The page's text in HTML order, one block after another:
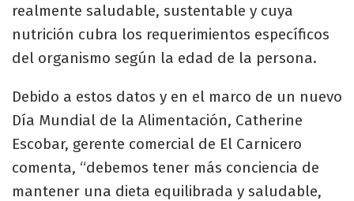
realmente saludable, sustentable y cuya
nutrición cubra los requerimientos específicos
del organismo según la edad de la persona.
Debido a estos datos y en el marco de un nuevo
Día Mundial de la Alimentación, Catherine
Escobar, gerente comercial de El Carnicero
comenta, “debemos tener más conciencia de
mantener una dieta equilibrada y saludable,